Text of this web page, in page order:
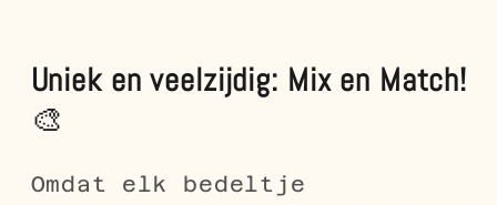
Uniek en veelzijdig: Mix en Match!
🎨
Omdat elk bedeltje